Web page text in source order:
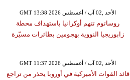
GMT 13:38 2026 الأحد ,02 آب / أغسطس
روساتوم تتهم أوكرانيا باستهداف محطة
زابوريجيا النووية بهجومين بطائرات مسيّرة
GMT 11:37 2026 الأحد ,02 آب / أغسطس
قائد القوات الأميركية في أوروبا يحذر من تراجع